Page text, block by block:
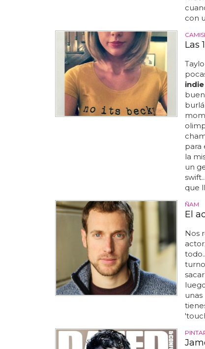
con
Las
indie
para
la
un
que
ÑAM
El
Nos
unas